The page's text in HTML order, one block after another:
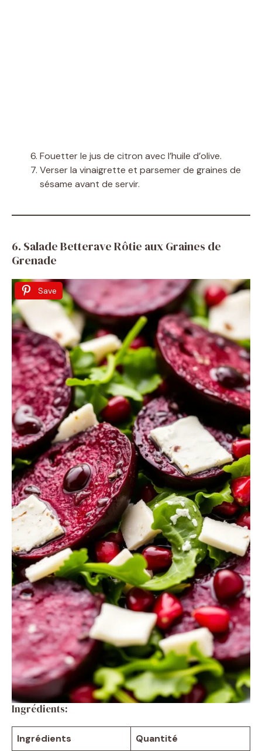
Fouetter le jus de citron avec l’huile d’olive.
Verser la vinaigrette et parsemer de graines de
sésame avant de servir.
6. Salade Betterave Rôtie aux Graines de
Grenade
Save
Ingrédients:
Ingrédients Quantité